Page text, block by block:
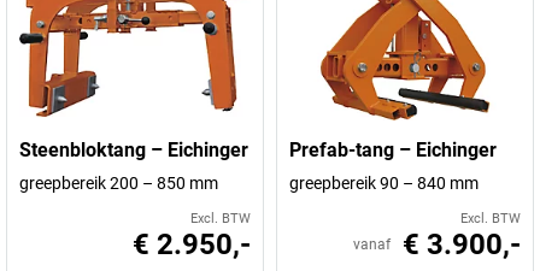
Steenbloktang – Eichinger
greepbereik 200 – 850 mm
Excl. BTW
€ 2.950,-
Prefab-tang – Eichinger
greepbereik 90 – 840 mm
Excl. BTW
vanaf € 3.900,-